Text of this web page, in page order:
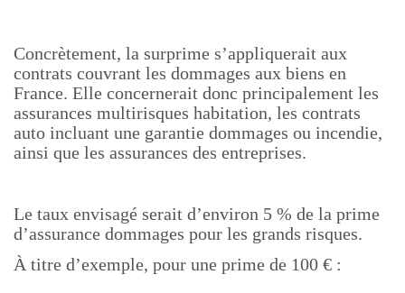
Concrètement, la surprime s’appliquerait aux
contrats couvrant les dommages aux biens en
France. Elle concernerait donc principalement les
assurances multirisques habitation, les contrats
auto incluant une garantie dommages ou incendie,
ainsi que les assurances des entreprises.
Le taux envisagé serait d’environ 5 % de la prime
d’assurance dommages pour les grands risques.
À titre d’exemple, pour une prime de 100 € :